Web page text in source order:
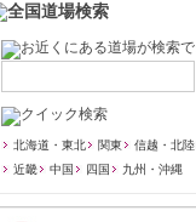
北海道・東北 関東 信越・北陸
近畿
中国 四国 九州・沖縄